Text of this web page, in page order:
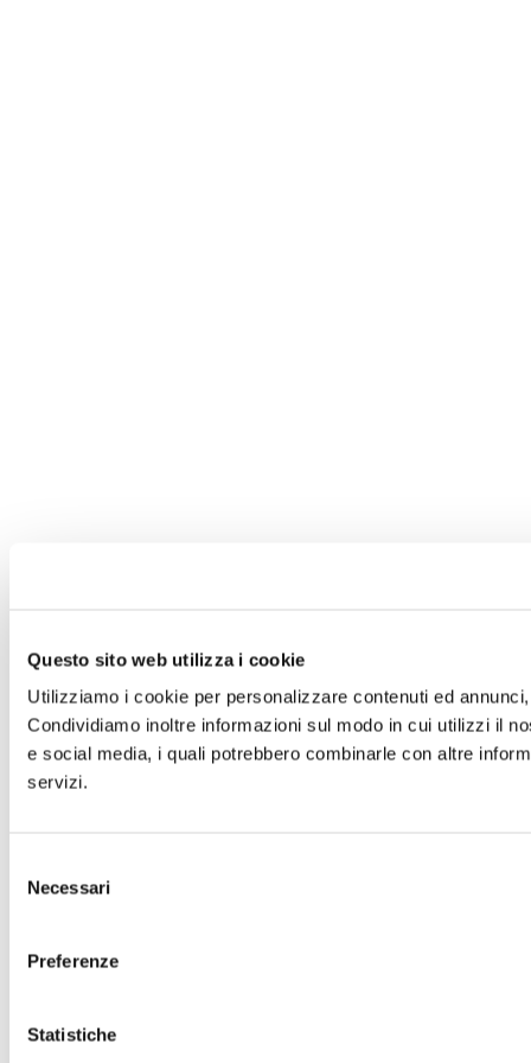
Questo sito web utilizza i cookie
Utilizziamo i cookie per personalizzare contenuti ed
Condividiamo inoltre informazioni sul modo in cui utilizzi il
e social media, i quali potrebbero combinarle con altre
servizi.
delNecessari
Preferenze
Statistiche